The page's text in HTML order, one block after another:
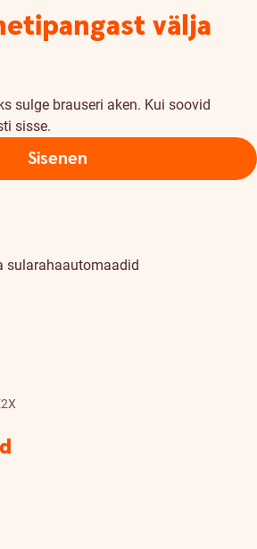
välja
sulge brauseri aken. Kui soovid
sisse.
Sisenen
sularahaautomaadid